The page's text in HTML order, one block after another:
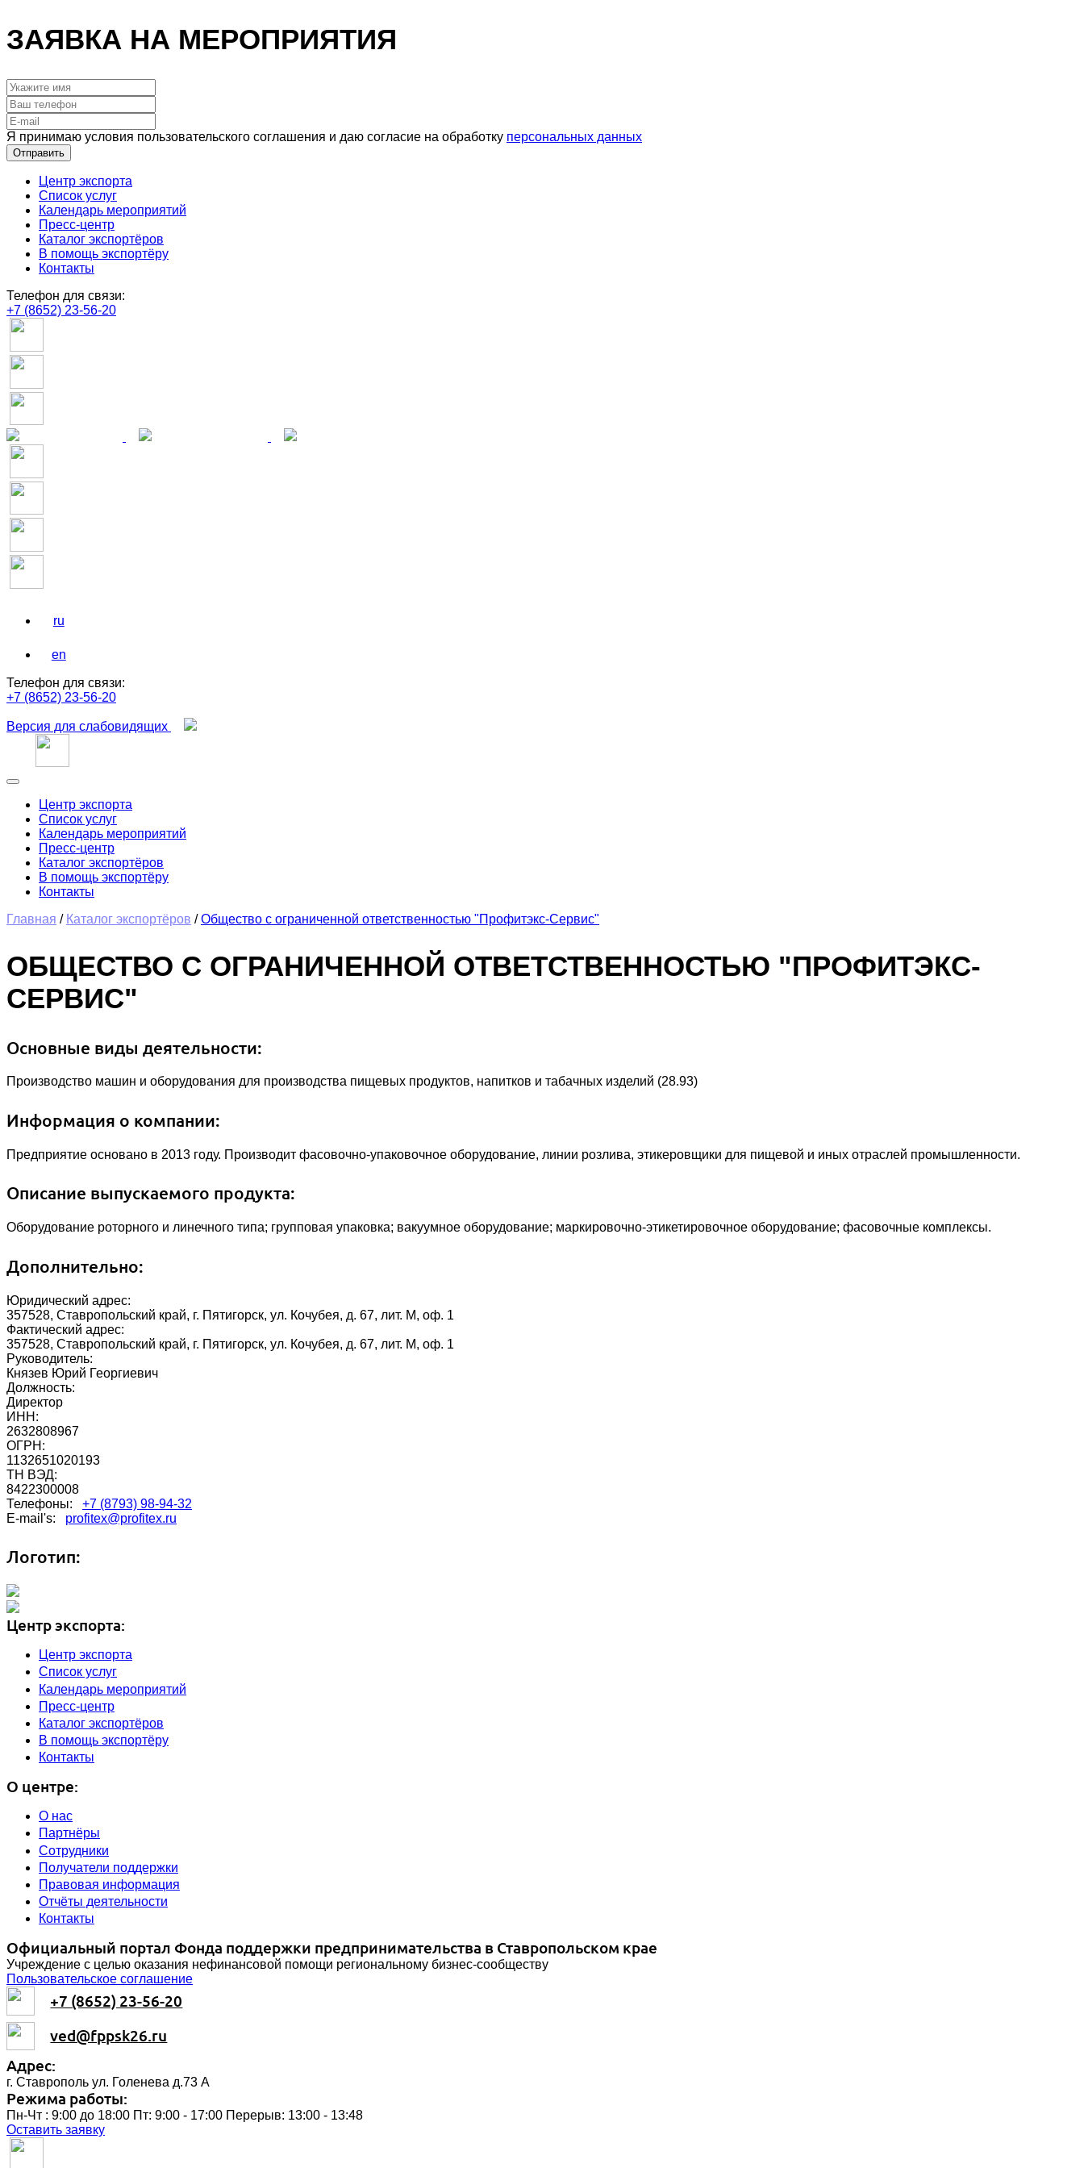
ЗАЯВКА НА МЕРОПРИЯТИЯ
Я принимаю условия пользовательского соглашения и даю согласие на обработку персональных данных
Отправить
Центр экспорта
Список услуг
Календарь мероприятий
Пресс-центр
Каталог экспортёров
В помощь экспортёру
Контакты
Телефон для связи:
+7 (8652) 23-56-20
ru
en
Телефон для связи:
+7 (8652) 23-56-20
Версия для слабовидящих
Центр экспорта
Список услуг
Календарь мероприятий
Пресс-центр
Каталог экспортёров
В помощь экспортёру
Контакты
Главная / Каталог экспортёров /Общество с ограниченной ответственностью "Профитэкс-Сервис"
ОБЩЕСТВО С ОГРАНИЧЕННОЙ ОТВЕТСТВЕННОСТЬЮ "ПРОФИТЭКС-
СЕРВИС"
Основные виды деятельности:
Производство машин и оборудования для производства пищевых продуктов, напитков и табачных изделий (28.93)
Информация о компании:
Предприятие основано в 2013 году. Производит фасовочно-упаковочное оборудование, линии розлива, этикеровщики для пищевой и иных отраслей промышленности.
Описание выпускаемого продукта:
Оборудование роторного и линечного типа; групповая упаковка; вакуумное оборудование; маркировочно-этикетировочное оборудование; фасовочные комплексы.
Дополнительно:
Юридический адрес:
357528, Ставропольский край, г. Пятигорск, ул. Кочубея, д. 67, лит. М, оф. 1
Фактический адрес:
357528, Ставропольский край, г. Пятигорск, ул. Кочубея, д. 67, лит. М, оф. 1
Руководитель:
Князев Юрий Георгиевич
Должность:
Директор
ИНН:
2632808967
ОГРН:
1132651020193
ТН ВЭД:
8422300008
Телефоны:
+7 (8793) 98-94-32
E-mail's:
profitex@profitex.ru
Логотип:
Центр экспорта:
Центр экспорта
Список услуг
Календарь мероприятий
Пресс-центр
Каталог экспортёров
В помощь экспортёру
Контакты
О центре:
О нас
Партнёры
Сотрудники
Получатели поддержки
Правовая информация
Отчёты деятельности
Контакты
Официальный портал Фонда поддержки предпринимательства в Ставропольском крае
Учреждение с целью оказания нефинансовой помощи региональному бизнес-сообществу
Пользовательское соглашение
+7 (8652) 23-56-20
ved@fppsk26.ru
Адрес:
г. Ставрополь ул. Голенева д.73 A
Режима работы:
Пн-Чт : 9:00 до 18:00 Пт: 9:00 - 17:00 Перерыв: 13:00 - 13:48
Оставить заявку